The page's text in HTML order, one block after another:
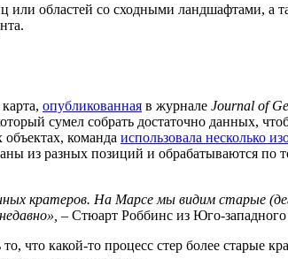
или областей со сходными ландшафтами, а
опубликованная в журнале Journal of
сумел собрать достаточно данных,
команда использовала несколько
из разных позиций и обрабатываются по
кратеров. На Марсе мы видим старые
– Стюарт Роббинс из Юго-западного
что какой-то процесс стер более старые